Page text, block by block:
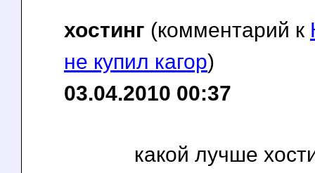
хостинг (комментарий к
не купил кагор)
03.04.2010 00:37
какой лучше